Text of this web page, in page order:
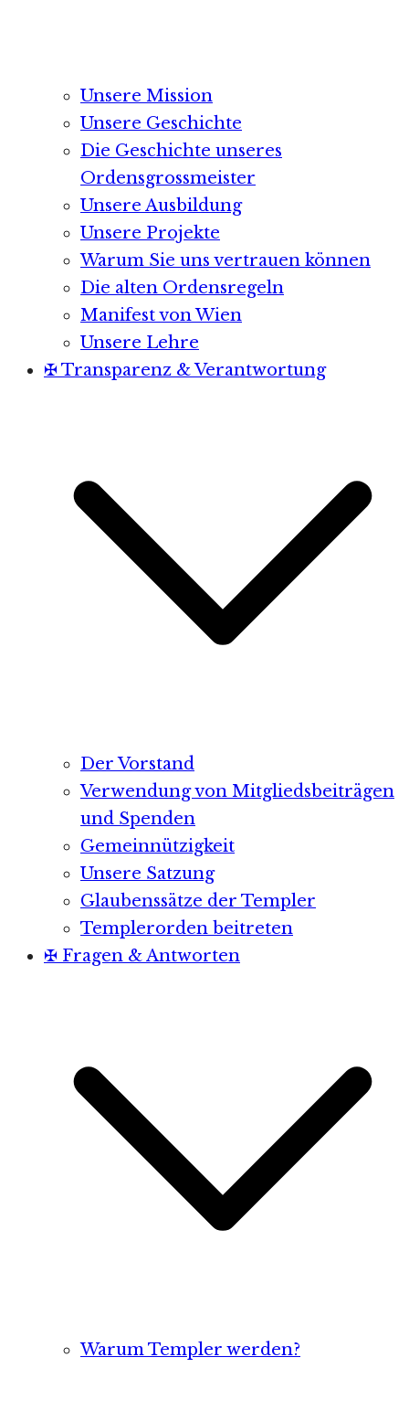
Unsere Mission
Unsere Geschichte
Die Geschichte unseres
Ordensgrossmeister
Unsere Ausbildung
Unsere Projekte
Warum Sie uns vertrauen können
Die alten Ordensregeln
Manifest von Wien
Unsere Lehre
✠ Transparenz & Verantwortung
Der Vorstand
Verwendung von Mitgliedsbeiträgen
und Spenden
Gemeinnützigkeit
Unsere Satzung
Glaubenssätze der Templer
Templerorden beitreten
✠ Fragen & Antworten
Warum Templer werden?